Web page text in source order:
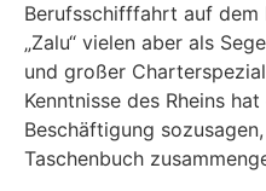
Berufsschifffahrt auf dem
„Zalu“ vielen aber als
und großer
Kenntnisse des Rheins
Beschäftigung
Taschenbuch